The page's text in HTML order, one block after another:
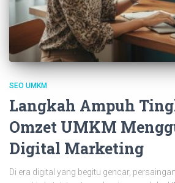
SEO UMKM
Langkah Ampuh
Omzet UMKM
Digital Marketing
Di era digital yang begitu gencar,